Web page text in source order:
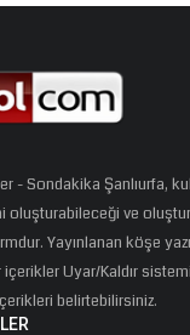
- Sondakika Şanlıurfa,
oluşturabileceği ve
Yayınlanan köşe
Uyar/Kaldır
belirtebilirsiniz.